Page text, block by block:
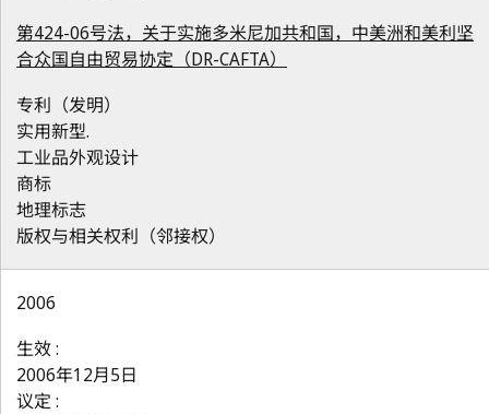
第424-06号法，关于实施多米尼加共和国，中美洲和美利坚
合众国自由贸易协定（DR-CAFTA）
专利（发明）
实用新型.
工业品外观设计
商标
地理标志
版权与相关权利（邻接权）
2006
生效 :
2006年12月5日
议定 :